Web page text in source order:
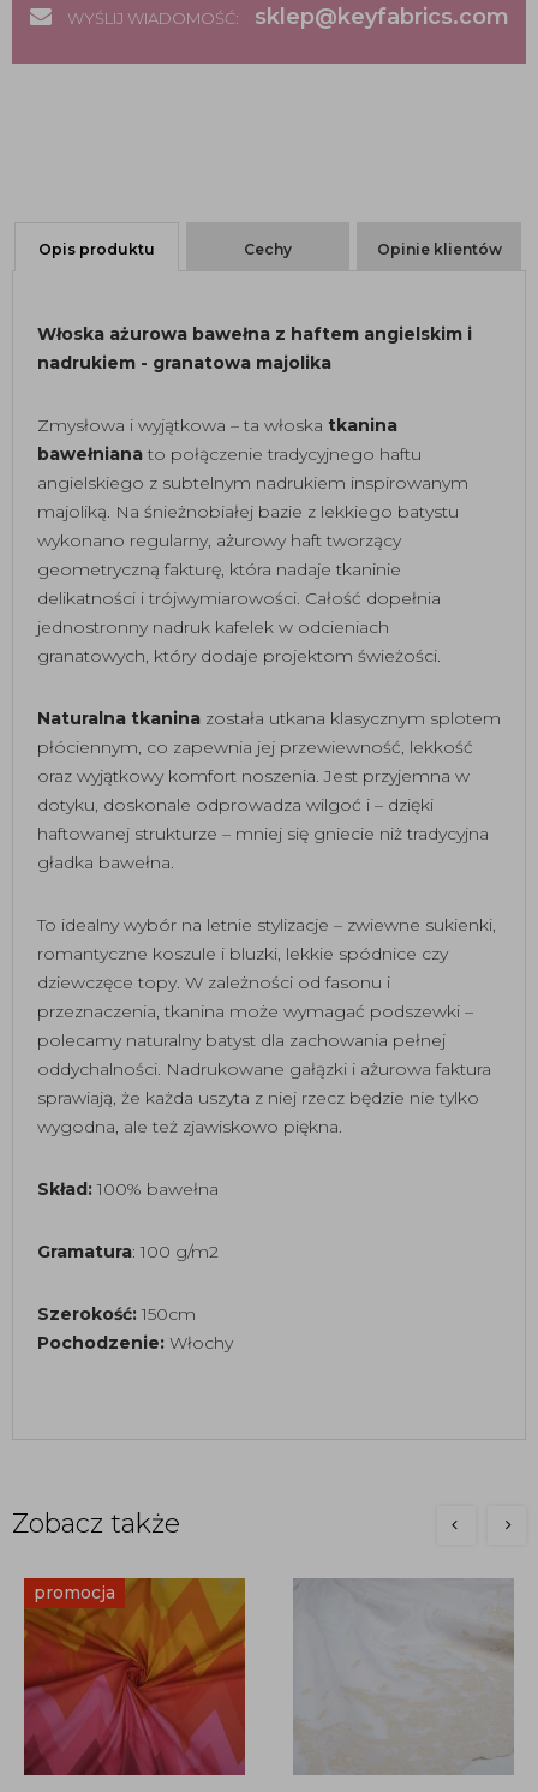
WYŚLIJ WIADOMOŚĆ: sklep@keyfabrics.com
Opis produktu Cechy Opinie klientów
Włoska ażurowa bawełna z haftem angielskim i
nadrukiem - granatowa majolika
Zmysłowa i wyjątkowa – ta włoska tkanina
bawełniana to połączenie tradycyjnego haftu
angielskiego z subtelnym nadrukiem inspirowanym
majoliką. Na śnieżnobiałej bazie z lekkiego batystu
wykonano regularny, ażurowy haft tworzący
geometryczną fakturę, która nadaje tkaninie
delikatności i trójwymiarowości. Całość dopełnia
jednostronny nadruk kafelek w odcieniach
granatowych, który dodaje projektom świeżości.
Naturalna tkanina została utkana klasycznym splotem
płóciennym, co zapewnia jej przewiewność, lekkość
oraz wyjątkowy komfort noszenia. Jest przyjemna w
dotyku, doskonale odprowadza wilgoć i – dzięki
haftowanej strukturze – mniej się gniecie niż tradycyjna
gładka bawełna.
To idealny wybór na letnie stylizacje – zwiewne sukienki,
romantyczne koszule i bluzki, lekkie spódnice czy
dziewczęce topy. W zależności od fasonu i
przeznaczenia, tkanina może wymagać podszewki –
polecamy naturalny batyst dla zachowania pełnej
oddychalności. Nadrukowane gałązki i ażurowa faktura
sprawiają, że każda uszyta z niej rzecz będzie nie tylko
wygodna, ale też zjawiskowo piękna.
Skład: 100% bawełna
Gramatura: 100 g/m2
Szerokość: 150cm
Pochodzenie: Włochy
Zobacz także
promocja